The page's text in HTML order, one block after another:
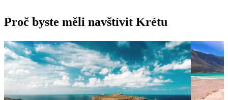
Proč byste měli navštívit Krétu